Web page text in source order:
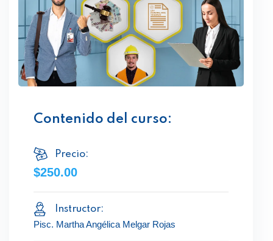
Contenido del curso:
Precio:
$250.00
Instructor:
Pisc. Martha Angélica Melgar Rojas